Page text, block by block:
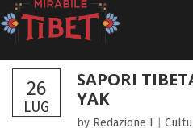
26
LUG
SAPORI
YAK
by Redazione I